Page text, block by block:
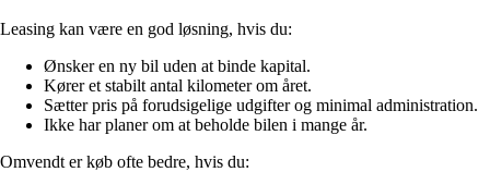
Leasing kan være en god løsning, hvis du:
Ønsker en ny bil uden at binde kapital.
Kører et stabilt antal kilometer om året.
Sætter pris på forudsigelige udgifter og minimal administration.
Ikke har planer om at beholde bilen i mange år.
Omvendt er køb ofte bedre, hvis du: